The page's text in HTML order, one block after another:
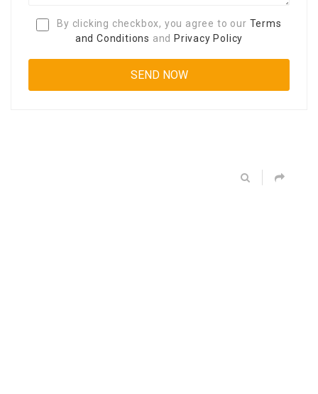
By clicking checkbox, you agree to our Terms
and Conditions and Privacy Policy